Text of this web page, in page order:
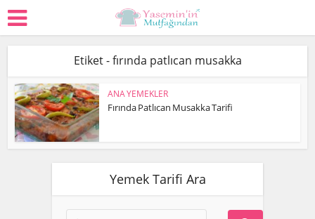
Etiket - fırında patlıcan musakka
ANA YEMEKLER
Fırında Patlıcan Musakka Tarifi
Yemek Tarifi Ara